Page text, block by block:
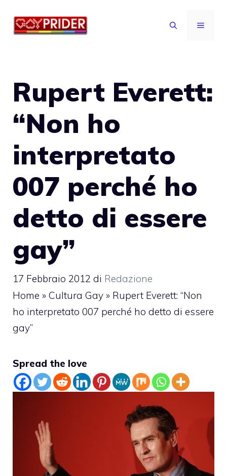
MENU
Rupert Everett:
“Non ho
interpretato
007 perché ho
detto di essere
gay”
17 Febbraio 2012 di Redazione
Home » Cultura Gay » Rupert Everett: “Non
ho interpretato 007 perché ho detto di essere
gay”
Spread the love